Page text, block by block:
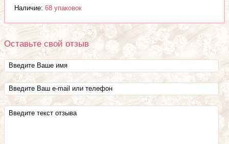
Наличие: 68 упаковок
Оставьте свой отзыв